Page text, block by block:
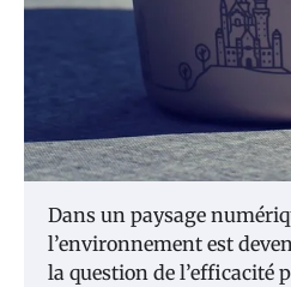
Dans un paysage
l’environnement est
la question de l’efficacité